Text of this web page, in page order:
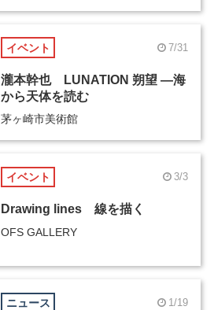
イベント 7/31
瀧本幹也 LUNATION 朔望 ―海
から天体を読む
茅ヶ崎市美術館
イベント 3/3
Drawing lines 線を描く
OFS GALLERY
ニュース 1/19